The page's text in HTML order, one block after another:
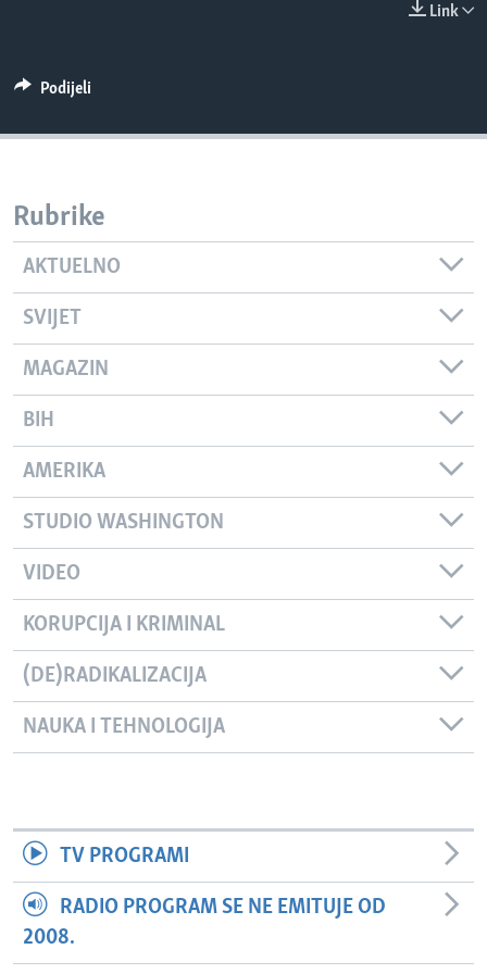
Jezici
Link
Podijeli
Rubrike
AKTUELNO
SVIJET
MAGAZIN
BIH
AMERIKA
STUDIO WASHINGTON
VIDEO
KORUPCIJA I KRIMINAL
(DE)RADIKALIZACIJA
NAUKA I TEHNOLOGIJA
TV PROGRAMI
RADIO PROGRAM SE NE EMITUJE OD
2008.